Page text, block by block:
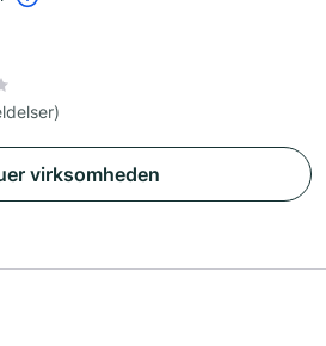
virksomheden